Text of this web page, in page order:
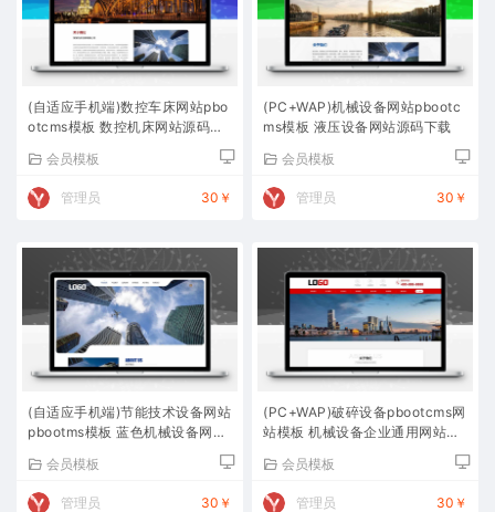
(自适应手机端)数控车床网站pbo
otcms模板 数控机床网站源码下
会员模板
管理员 30￥
(PC+WAP)机械设备网站pbootc
ms模板 液压设备网站源码下载
会员模板
管理员 30￥
(自适应手机端)节能技术设备网站
pbootms模板 蓝色机械设备网站
会员模板
管理员 30￥
(PC+WAP)破碎设备pbootcms网
站模板 机械设备企业通用网站源
会员模板
管理员 30￥